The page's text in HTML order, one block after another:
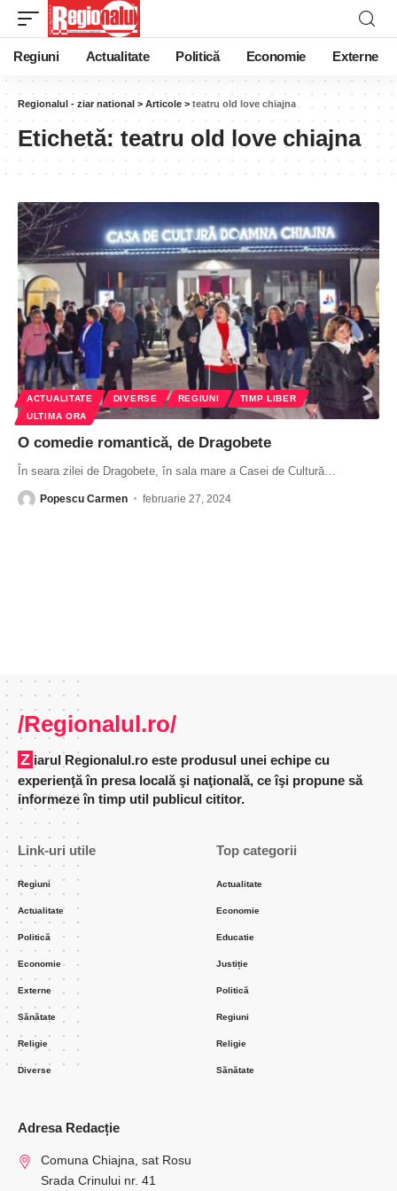
Regiuni Actualitate Politică Economie Externe
Regionalul - ziar national > Articole > teatru old love chiajna
Etichetă: teatru old love chiajna
ACTUALITATE DIVERSE REGIUNI
TIMP LIBER
ULTIMA ORA
O comedie romantică, de Dragobete
În seara zilei de Dragobete, în sala mare a Casei de Cultură
Popescu Carmen februarie 27, 2024
/Regionalul.ro/
Ziarul Regionalul.ro este produsul unei echipe cu
experienţă în presa locală şi naţională, ce îşi propune să
informeze în timp util publicul cititor.
Link-uri utile
Regiuni
Actualitate
Politică
Economie
Externe
Sănătate
Religie
Diverse
Top categorii
Actualitate
Economie
Educatie
Justiție
Politică
Regiuni
Religie
Sănătate
Adresa Redacție
Comuna Chiajna, sat Rosu
Srada Crinului nr. 41